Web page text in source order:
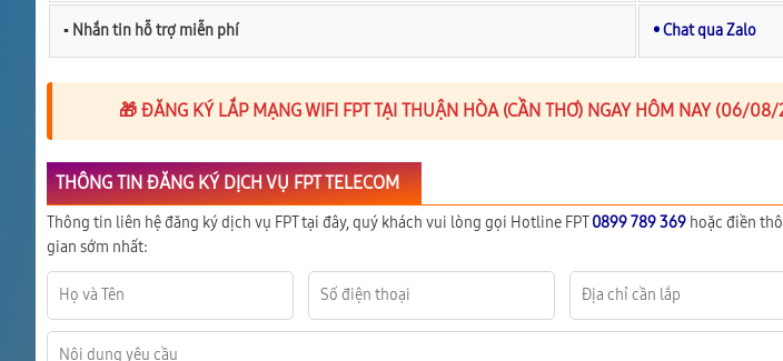
▪︎ Nhắn tin hỗ trợ miễn phí • Chat qua Zalo
🎁 ĐĂNG KÝ LẮP MẠNG WIFI FPT TẠI THUẬN HÒA (CẦN THƠ) NGAY HÔM NAY (06/
THÔNG TIN ĐĂNG KÝ DỊCH VỤ FPT TELECOM
Thông tin liên hệ đăng ký dịch vụ FPT tại đây, quý khách vui lòng gọi Hotline FPT0899 789 369 hoặc điền
gian sớm nhất: